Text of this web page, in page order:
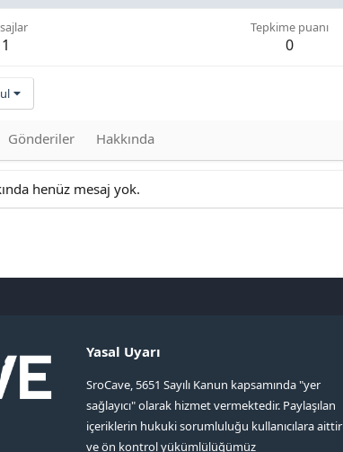
1
Tepkime puanı
0
Gönderiler Hakkında
henüz mesaj yok.
Yasal Uyarı
SroCave, 5651 Sayılı Kanun kapsamında "yer
sağlayıcı" olarak hizmet vermektedir. Paylaşılan
içeriklerin hukuki sorumluluğu kullanıcılara aittir
ve ön kontrol yükümlülüğümüz